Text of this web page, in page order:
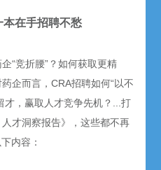
在手招聘不愁
“竞折腰”？如何获取更精
企而言，CRA招聘如何“以不
才，赢取人才竞争先机？...打
才洞察报告》，这些都不再
内容：